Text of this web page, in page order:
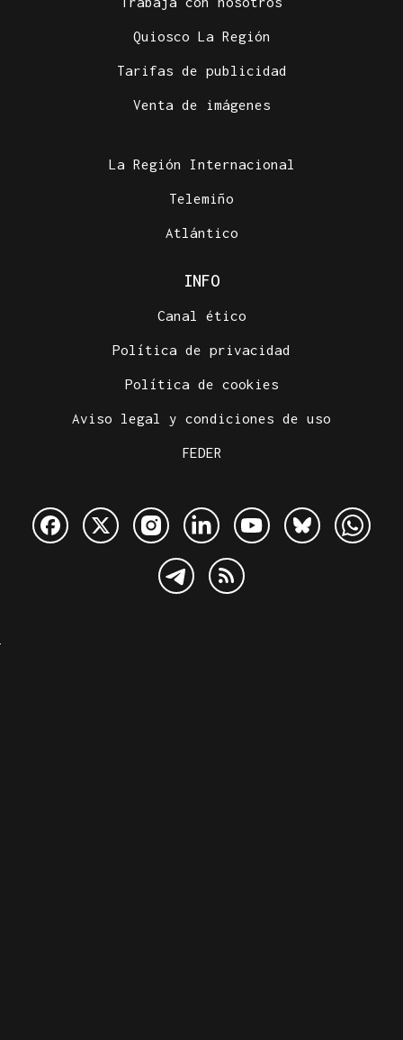
Quiosco La Región
Tarifas de publicidad
Venta de imágenes
La Región Internacional
Telemiño
Atlántico
INFO
Canal ético
Política de privacidad
Política de cookies
Aviso legal y condiciones de uso
FEDER